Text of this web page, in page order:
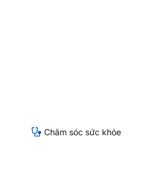
Chăm sóc sức khỏe